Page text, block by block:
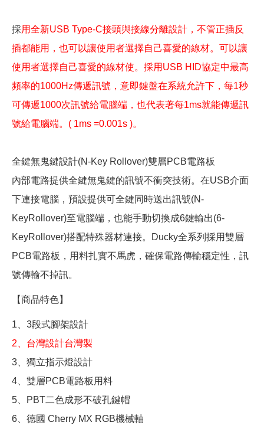
採用全新USB Type-C接頭與接線分離設計，不管正插反
插都能用，也可以讓使用者選擇自己喜愛的線材。可以讓
使用者選擇自己喜愛的線材使。採用USB HID協定中最高
頻率的1000Hz傳遞訊號，意即鍵盤在系統允許下，每1秒
可傳遞1000次訊號給電腦端，也代表著每1ms就能傳遞訊
號給電腦端。( 1ms =0.001s )。
全鍵無鬼鍵設計(N-Key Rollover)雙層PCB電路板
內部電路提供全鍵無鬼鍵的訊號不衝突技術。在USB介面
下連接電腦，預設提供可全鍵同時送出訊號(N-
KeyRollover)至電腦端，也能手動切換成6鍵輸出(6-
KeyRollover)搭配特殊器材連接。Ducky全系列採用雙層
PCB電路板，用料扎實不馬虎，確保電路傳輸穩定性，訊
號傳輸不掉訊。
【商品特色】
1、3段式腳架設計
2、台灣設計台灣製
3、獨立指示燈設計
4、雙層PCB電路板用料
5、PBT二色成形不破孔鍵帽
6、德國 Cherry MX RGB機械軸